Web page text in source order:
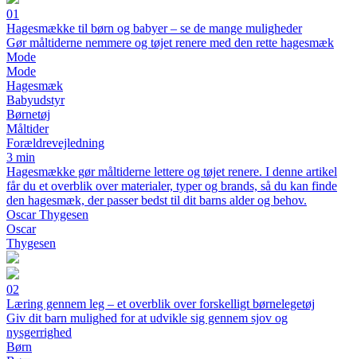
01
Hagesmække til børn og babyer – se de mange muligheder
Gør måltiderne nemmere og tøjet renere med den rette hagesmæk
Mode
Mode
Hagesmæk
Babyudstyr
Børnetøj
Måltider
Forældrevejledning
3 min
Hagesmække gør måltiderne lettere og tøjet renere. I denne artikel
får du et overblik over materialer, typer og brands, så du kan finde
den hagesmæk, der passer bedst til dit barns alder og behov.
Oscar Thygesen
Oscar
Thygesen
02
Læring gennem leg – et overblik over forskelligt børnelegetøj
Giv dit barn mulighed for at udvikle sig gennem sjov og
nysgerrighed
Børn